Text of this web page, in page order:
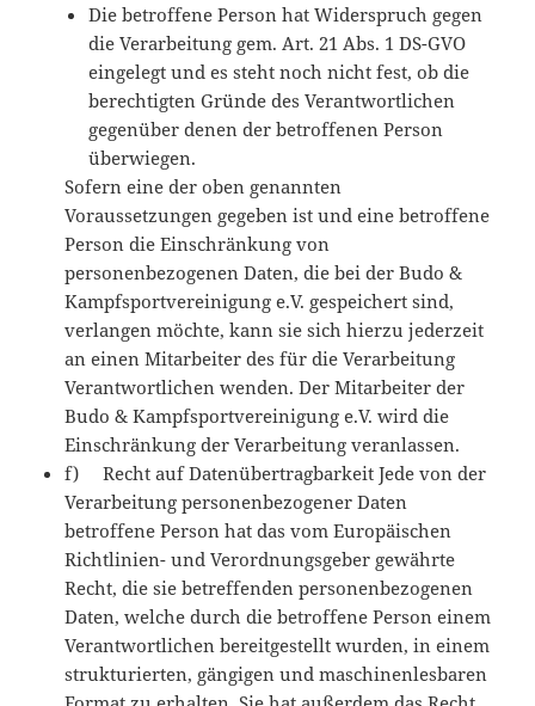
Die betroffene Person hat Widerspruch gegen
die Verarbeitung gem. Art. 21 Abs. 1 DS-GVO
eingelegt und es steht noch nicht fest, ob die
berechtigten Gründe des Verantwortlichen
gegenüber denen der betroffenen Person
überwiegen.
Sofern eine der oben genannten
Voraussetzungen gegeben ist und eine betroffene
Person die Einschränkung von
personenbezogenen Daten, die bei der Budo &
Kampfsportvereinigung e.V. gespeichert sind,
verlangen möchte, kann sie sich hierzu jederzeit
an einen Mitarbeiter des für die Verarbeitung
Verantwortlichen wenden. Der Mitarbeiter der
Budo & Kampfsportvereinigung e.V. wird die
Einschränkung der Verarbeitung veranlassen.
f) Recht auf Datenübertragbarkeit Jede von der
Verarbeitung personenbezogener Daten
betroffene Person hat das vom Europäischen
Richtlinien- und Verordnungsgeber gewährte
Recht, die sie betreffenden personenbezogenen
Daten, welche durch die betroffene Person einem
Verantwortlichen bereitgestellt wurden, in einem
strukturierten, gängigen und maschinenlesbaren